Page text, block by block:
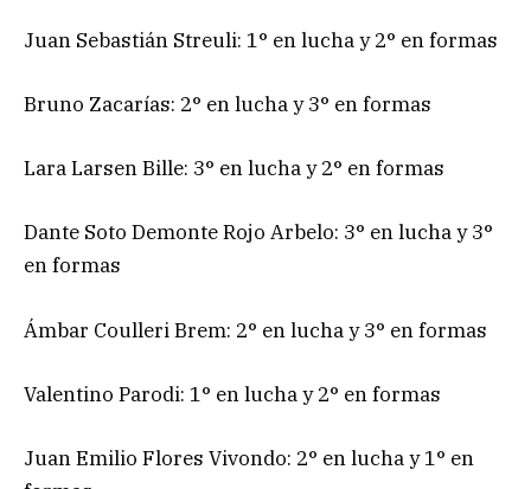
Juan Sebastián Streuli: 1° en lucha y 2° en formas
Bruno Zacarías: 2° en lucha y 3° en formas
Lara Larsen Bille: 3° en lucha y 2° en formas
Dante Soto Demonte Rojo Arbelo: 3° en lucha y 3°
en formas
Ámbar Coulleri Brem: 2° en lucha y 3° en formas
Valentino Parodi: 1° en lucha y 2° en formas
Juan Emilio Flores Vivondo: 2° en lucha y 1° en